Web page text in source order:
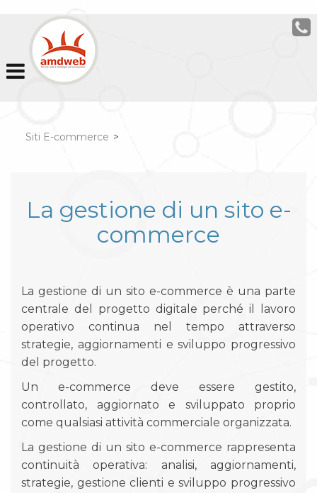
Siti E-commerce >
La gestione di un sito e-
commerce
La gestione di un sito e-commerce è una parte
centrale del progetto digitale perché il lavoro
operativo continua nel tempo attraverso
strategie, aggiornamenti e sviluppo progressivo
del progetto.
Un e-commerce deve essere gestito,
controllato, aggiornato e sviluppato proprio
come qualsiasi attività commerciale organizzata.
La gestione di un sito e-commerce rappresenta
continuità operativa: analisi, aggiornamenti,
strategie, gestione clienti e sviluppo progressivo